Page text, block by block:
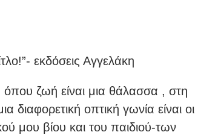
εκδόσεις Αγγελάκη
όπου ζωή είναι μια θάλασσα , στη
διαφορετική οπτική γωνία είναι οι
μου βίου και του παιδιού-των